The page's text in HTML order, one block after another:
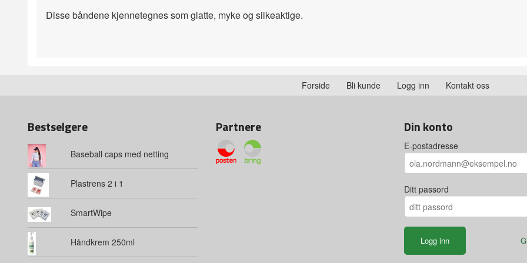
Disse båndene kjennetegnes som glatte, myke og silkeaktige.
Forside Bli kunde Logg inn Kontakt oss
Bestselgere
Baseball caps med netting
Plastrens 2 i 1
SmartWipe
Håndkrem 250ml
Partnere Din konto
E-postadresse
Ditt passord